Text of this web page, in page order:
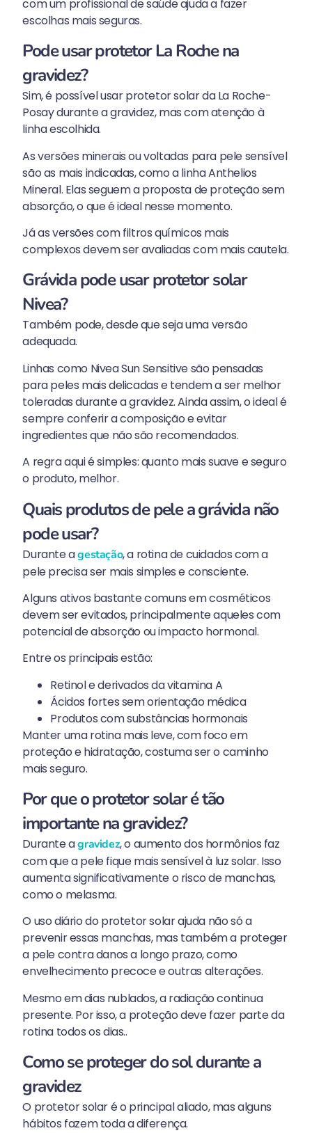
com um profissional de saúde ajuda a fazer
escolhas mais seguras.
Pode usar protetor La Roche na
gravidez?
Sim, é possível usar protetor solar da La Roche-
Posay durante a gravidez, mas com atenção à
linha escolhida.
As versões minerais ou voltadas para pele sensível
são as mais indicadas, como a linha Anthelios
Mineral. Elas seguem a proposta de proteção sem
absorção, o que é ideal nesse momento.
Já as versões com filtros químicos mais
complexos devem ser avaliadas com mais cautela.
Grávida pode usar protetor solar
Nivea?
Também pode, desde que seja uma versão
adequada.
Linhas como Nivea Sun Sensitive são pensadas
para peles mais delicadas e tendem a ser melhor
toleradas durante a gravidez. Ainda assim, o ideal é
sempre conferir a composição e evitar
ingredientes que não são recomendados.
A regra aqui é simples: quanto mais suave e seguro
o produto, melhor.
Quais produtos de pele a grávida não
pode usar?
Durante agestação, a rotina de cuidados com a
pele precisa ser mais simples e consciente.
Alguns ativos bastante comuns em cosméticos
devem ser evitados, principalmente aqueles com
potencial de absorção ou impacto hormonal.
Entre os principais estão:
Retinol e derivados da vitamina A
Ácidos fortes sem orientação médica
Produtos com substâncias hormonais
Manter uma rotina mais leve, com foco em
proteção e hidratação, costuma ser o caminho
mais seguro.
Por que o protetor solar é tão
importante na gravidez?
Durante agravidez, o aumento dos hormônios faz
com que a pele fique mais sensível à luz solar. Isso
aumenta significativamente o risco de manchas,
como o melasma.
O uso diário do protetor solar ajuda não só a
prevenir essas manchas, mas também a proteger
a pele contra danos a longo prazo, como
envelhecimento precoce e outras alterações.
Mesmo em dias nublados, a radiação continua
presente. Por isso, a proteção deve fazer parte da
rotina todos os dias..
Como se proteger do sol durante a
gravidez
O protetor solar é o principal aliado, mas alguns
hábitos fazem toda a diferença.